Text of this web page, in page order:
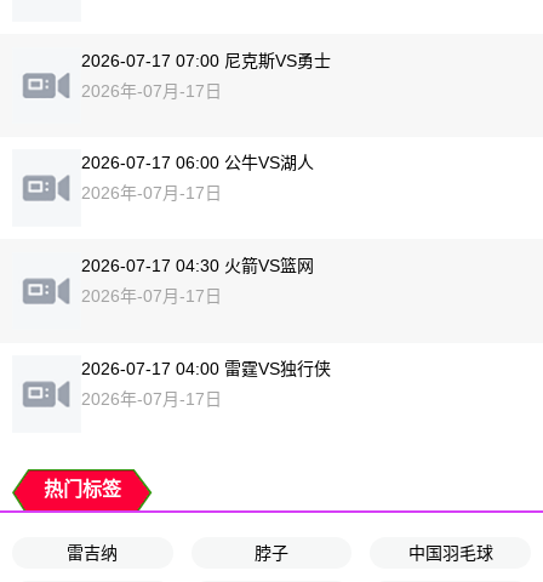
2026-07-17 07:00 尼克斯VS勇士
2026年-07月-17日
2026-07-17 06:00 公牛VS湖人
2026年-07月-17日
2026-07-17 04:30 火箭VS篮网
2026年-07月-17日
2026-07-17 04:00 雷霆VS独行侠
2026年-07月-17日
热门标签
雷吉纳 脖子 中国羽毛球